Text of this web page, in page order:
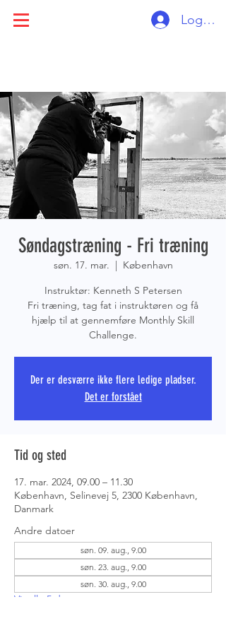
PRS
Log ind
Søndagstræning - Fri træning
søn. 17. mar.
  |
København
Instruktør: Kenneth S Petersen
Fri træning, tag fat i instruktøren og få
hjælp til at gennemføre Monthly Skill
Challenge.
Der er desværre ikke flere ledige pladser.
Det er forstået
Tid og sted
17. mar. 2024, 09.00 – 11.30
København, Selinevej 5, 2300 København,
Danmark
Andre datoer
søn. 09. aug., 9.00
søn. 23. aug., 9.00
søn. 30. aug., 9.00
Vis alle 5 datoer